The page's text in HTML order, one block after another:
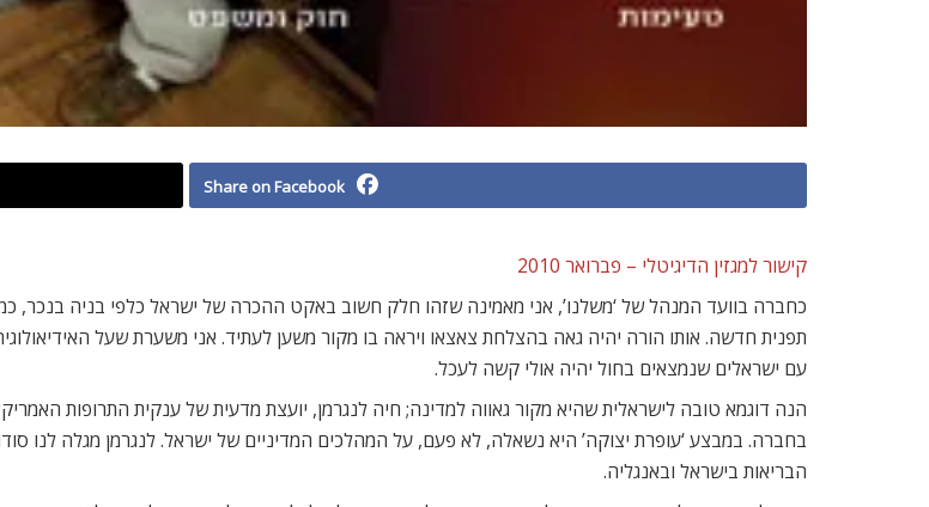
Share on Facebook
קישור למגזין הדיגיטלי – פברואר 2010
כחברה בוועד המנהל של ‘משלנו’, אני מאמינה שזהו חלק חשוב באקט ההכרה של ישראל כלפי בניה בנכר,
תפנית חדשה. אותו הורה יהיה גאה בהצלחת צאצאו ויראה בו מקור משען לעתיד. אני משערת שעל
עם ישראלים שנמצאים בחול יהיה אולי קשה לעכל.
הנה דוגמא טובה לישראלית שהיא מקור גאווה למדינה; חיה לנגרמן, יועצת מדעית של ענקית התרופות
בחברה. במבצע ‘עופרת יצוקה’ היא נשאלה, לא פעם, על המהלכים המדיניים של ישראל. לנגרמן מגלה לנו
הבריאות בישראל ובאנגליה.